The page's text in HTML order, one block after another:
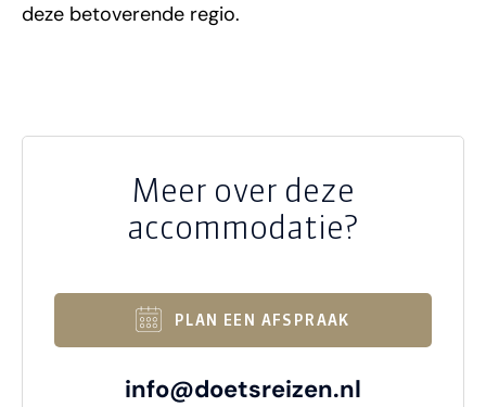
deze betoverende regio.
Meer over deze
accommodatie?
PLAN EEN AFSPRAAK
info@doetsreizen.nl